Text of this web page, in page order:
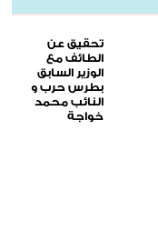
تحقيق عن
الطائف مع
الوزير السابق
بطرس حرب و
النائب محمد
خواجة